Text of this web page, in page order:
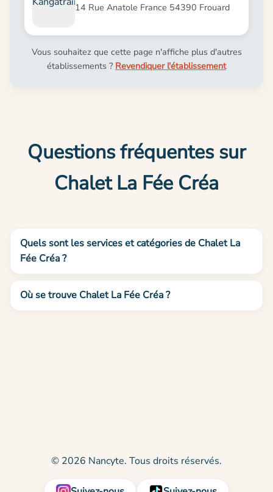
14 Rue Anatole France 54390 Frouard
Vous souhaitez que cette page n'affiche plus d'autres
établissements ? Revendiquer l'établissement
Questions fréquentes sur
Chalet La Fée Créa
Quels sont les services et catégories de Chalet La
Fée Créa ?
Où se trouve Chalet La Fée Créa ?
© 2026 Nancyte. Tous droits réservés.